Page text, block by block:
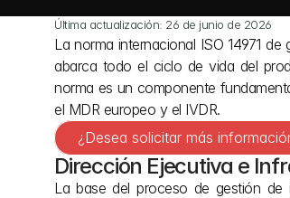
Última actualización: 26 de junio de 2026
La norma internacional ISO 14971
abarca todo el ciclo de vida del
norma es un componente
el MDR europeo y el IVDR.
¿Desea solicitar más
Dirección Ejecutiva e
La base del proceso de gestión de